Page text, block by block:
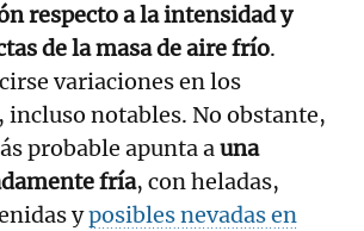
respecto a la intensidad y
de la masa de aire frío.
variaciones en los
notables. No obstante,
probable apunta auna
fría, con heladas,
yposibles nevadas en